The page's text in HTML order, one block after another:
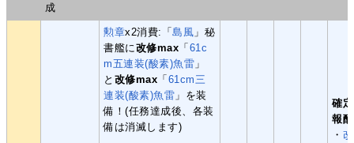
成
勲章x2消費:「島風 」秘
書艦に改修max 「61c
m五連装(酸素)魚雷 」
と 改修max 「61cm三
連装(酸素)魚雷 」を装
備！(任務達成後、各装
備は消滅します)
確定
報酬
・ 改